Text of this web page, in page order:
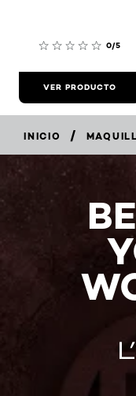
0/5
VER PRODUCTO
INICIO /